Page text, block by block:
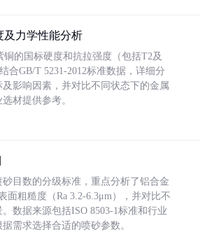
及力学性能分析
铜的国标硬度和抗拉强度（包括T2及
合GB/T 5231-2012标准数据，详细分
影响因素，并对比不同状态下的金属
材提供参考。
目数的分级标准，重点分析了铝合金
面粗糙度（Ra 3.2-6.3μm），并对比不
数据来源包括ISO 8503-1标准和行业
需求选择合适的喷砂参数。